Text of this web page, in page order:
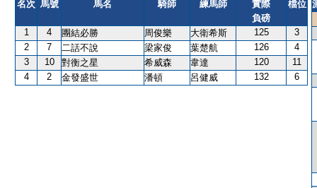
名次 馬號 馬名 騎師 練馬師
實際
負磅
檔位
1 4 團結必勝 周俊樂 大衛希斯 125
3
2
7 二話不說 梁家俊 葉楚航 126
4
3
10 對衡之星 希威森 韋達 120
11
4
2 金發盛世 潘頓 呂健威 132 6